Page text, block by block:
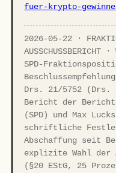
fuer-krypto-gewinne
2026-05-22 ·
AUSSCHUSSBERICHT
SPD-
Drs. 21/5752 (Drs.
Bericht der
(SPD) und Max
schriftliche
Abschaffung seit
explizite Wahl der
(§20 EStG, 25